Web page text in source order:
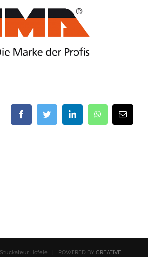
FacebookTwitter LinkedIn WhatsApp
E-
Mail
Hofele | POWERED BY CREATIVE